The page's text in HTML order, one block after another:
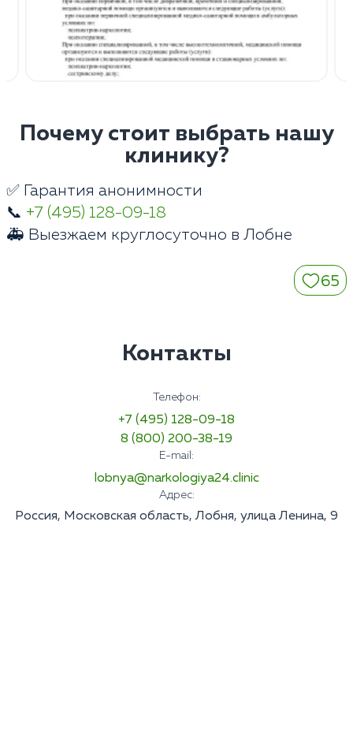
Почему стоит выбрать нашу
клинику?
✅ Гарантия анонимности
📞 +7 (495) 128-09-18
🚑 Выезжаем круглосуточно в Лобне
65
Контакты
Телефон:
+7 (495) 128-09-18
8 (800) 200-38-19
E-mail:
lobnya@narkologiya24.clinic
Адрес:
Россия, Московская область, Лобня, улица Ленина, 9